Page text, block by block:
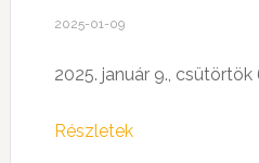
2025-01-09
2025. január 9.,
Részletek